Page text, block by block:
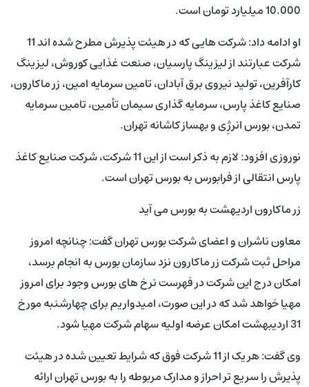
10.000 میلیارد تومان است.
او ادامه داد: شرکت هایی که در هیئت پذیرش مطرح شده اند 11
شرکت عبارتند از لیزینگ پارسیان، صنعت غذایی کوروش، لیزینگ
کارآفرین، تولید نیروی برق آبادان، تامین سرمایه امین، زر ماکارون،
صنایع کاغذ پارس، سرمایه گذاری سیمان تأمین، تامین سرمایه
تمدن، بورس انرژِی و بهساز کاشانه تهران.
نوروزی افزود: لازم به ذکر است از این 11 شرکت، شرکت صنایع کاغذ
پارس انتقالی از فرابورس به بورس تهران است.
زر ماکارون اردیهشت به بورس می آید
معاون ناشران و اعضای شرکت بورس تهران گفت: چنانچه امروز
مراحل ثبت شرکت زر ماکارون نزد سازمان بورس به انجام برسد،
امکان درج این شرکت در فهرست نرخ های بورس وجود برای امروز
مهیا خواهد شد که در این صورت، امیدواریم برای چهارشنبه مورخ
31 اردیبهشت امکان عرضه اولیه سهام شرکت مهیا شود.
وی گفت: هر یک از 11 شرکت فوق که شرایط تعیین شده در هیئت
پذیرش را سریع تر احراز و مدارک مربوطه را به بورس تهران ارائه